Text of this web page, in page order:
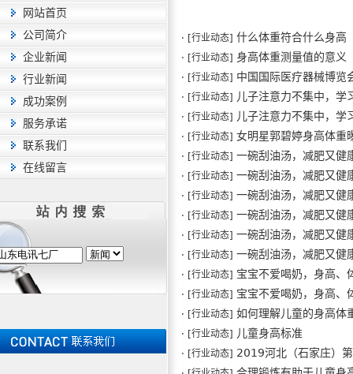
网站首页
公司简介
企业新闻
行业新闻
成功案例
服务承诺
联系我们
在线留言
· [行业动态] 什么体重符合什么身高
· [行业动态] 身高体重测量值的意义
· [行业动态] 中国国际医疗器械博
· [行业动态] 儿子注意力不集中，学
· [行业动态] 儿子注意力不集中，学
· [行业动态] 女明星郭碧婷身高体重
· [行业动态] 一碗刮油汤，减肥又
· [行业动态] 一碗刮油汤，减肥又
· [行业动态] 一碗刮油汤，减肥又
· [行业动态] 一碗刮油汤，减肥又
· [行业动态] 一碗刮油汤，减肥又
· [行业动态] 一碗刮油汤，减肥又
· [行业动态] 宝宝不爱喝奶，身高、
· [行业动态] 宝宝不爱喝奶，身高、
· [行业动态] 如何理解儿童的身高体
· [行业动态] 儿童身高标准
· [行业动态] 2019河北（石家庄）